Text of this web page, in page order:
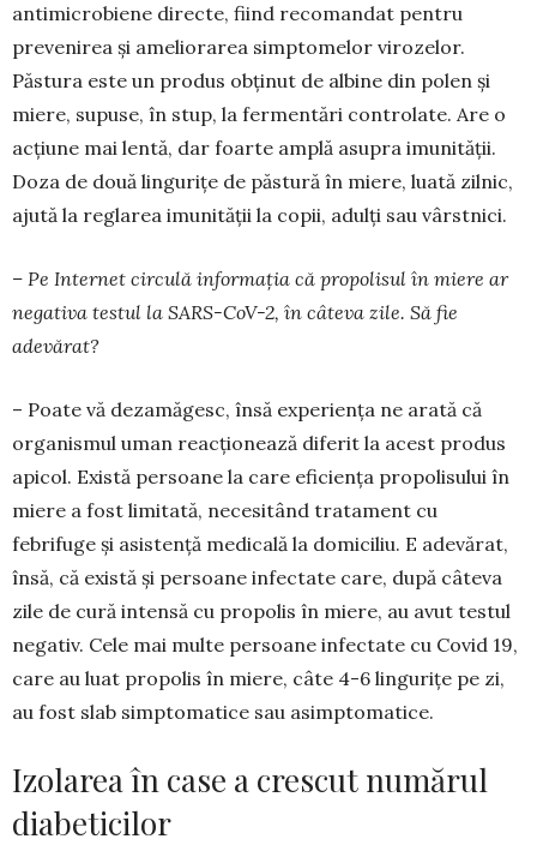
antimicrobiene directe, fiind re­comandat pen­­tru
prevenirea și ameliorarea simpto­melor vi­rozelor.
Păstura este un produs obținut de albine din polen și
miere, supuse, în stup, la fer­men­tări con­trolate. Are o
acțiune mai lentă, dar foar­te am­plă asupra imunității.
Doza de două lin­gurițe de păs­tură în miere, luată zilnic,
ajută la reglarea imunității la copii, adulți sau vârstnici.
– Pe Internet circulă informația că propolisul în miere ar
negativa testul la SARS-CoV-2, în câteva zile. Să fie
adevărat?
– Poate vă dezamăgesc, însă experiența ne arată că
organismul uman reacționează diferit la acest produs
apicol. Există persoane la care eficiența pro­polisului în
miere a fost limitată, necesitând tratament cu
febrifuge și asistență medicală la do­miciliu. E adevărat,
însă, că există și persoane infectate care, după câteva
zile de cură intensă cu propolis în miere, au avut testul
negativ. Cele mai multe persoane infectate cu Covid 19,
care au luat propolis în miere, câte 4-6 lingurițe pe zi,
au fost slab simptomatice sau asimptomatice.
Izolarea în case a crescut numărul
diabeticilor